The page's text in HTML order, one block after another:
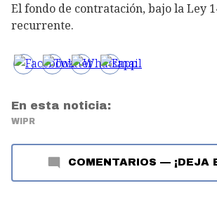
El fondo de contratación, bajo la Ley
recurrente.
En esta noticia:
WIPR
COMENTARIOS — ¡DEJA